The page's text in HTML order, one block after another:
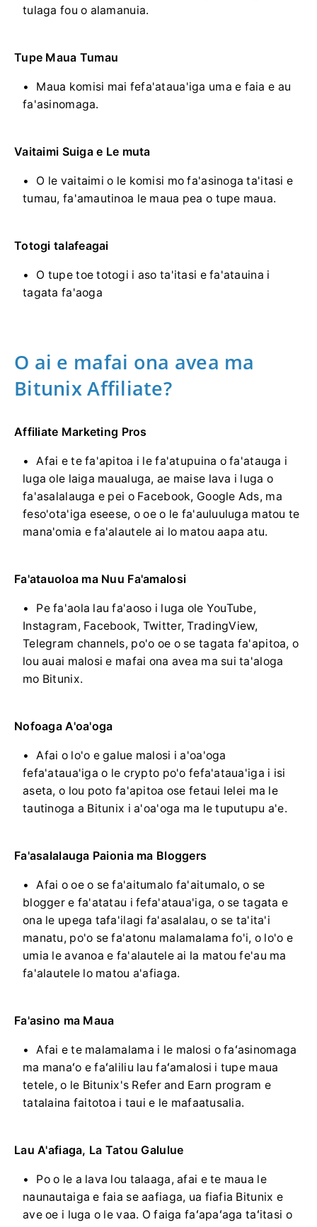
tulaga fou o alamanuia.
Tupe Maua Tumau
Maua komisi mai fefa'ataua'iga uma e faia e au
fa'asinomaga.
Vaitaimi Suiga e Le muta
O le vaitaimi o le komisi mo fa'asinoga ta'itasi e
tumau, fa'amautinoa le maua pea o tupe maua.
Totogi talafeagai
O tupe toe totogi i aso ta'itasi e fa'atauina i
tagata fa'aoga
O ai e mafai ona avea ma
Bitunix Affiliate?
Affiliate Marketing Pros
Afai e te fa'apitoa i le fa'atupuina o fa'atauga i
luga ole laiga maualuga, ae maise lava i luga o
fa'asalalauga e pei o Facebook, Google Ads, ma
feso'ota'iga eseese, o oe o le fa'auluuluga matou te
mana'omia e fa'alautele ai lo matou aapa atu.
Fa'atauoloa ma Nuu Fa'amalosi
Pe fa'aola lau fa'aoso i luga ole YouTube,
Instagram, Facebook, Twitter, TradingView,
Telegram channels, po'o oe o se tagata fa'apitoa, o
lou auai malosi e mafai ona avea ma sui ta'aloga
mo Bitunix.
Nofoaga A'oa'oga
Afai o lo'o e galue malosi i a'oa'oga
fefa'ataua'iga o le crypto po'o fefa'ataua'iga i isi
aseta, o lou poto fa'apitoa ose fetaui lelei ma le
tautinoga a Bitunix i a'oa'oga ma le tuputupu a'e.
Fa'asalalauga Paionia ma Bloggers
Afai o oe o se fa'aitumalo fa'aitumalo, o se
blogger e fa'atatau i fefa'ataua'iga, o se tagata e
ona le upega tafa'ilagi fa'asalalau, o se ta'ita'i
manatu, po'o se fa'atonu malamalama fo'i, o lo'o e
umia le avanoa e fa'alautele ai la matou fe'au ma
fa'alautele lo matou a'afiaga.
Fa'asino ma Maua
Afai e te malamalama i le malosi o faʻasinomaga
ma manaʻo e faʻaliliu lau faʻamalosi i tupe maua
tetele, o le Bitunix's Refer and Earn program e
tatalaina faitotoa i taui e le mafaatusalia.
Lau A'afiaga, La Tatou Galulue
Po o le a lava lou talaaga, afai e te maua le
naunautaiga e faia se aafiaga, ua fiafia Bitunix e
ave oe i luga o le vaa. O faiga faʻapaʻaga taʻitasi o